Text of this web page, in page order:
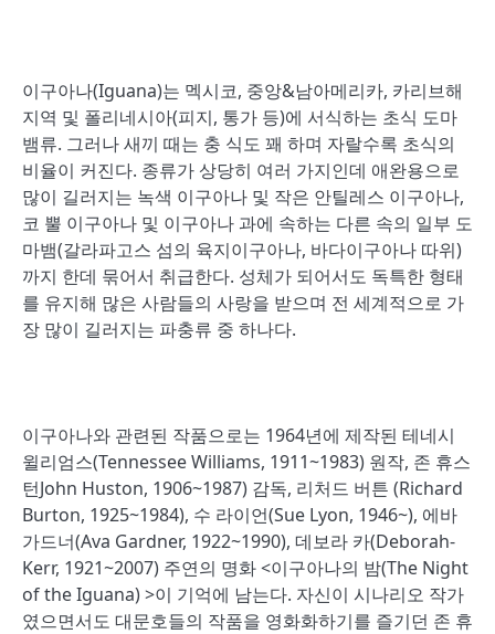
이구아나(Iguana)는 멕시코, 중앙&남아메리카, 카리브해
지역 및 폴리네시아(피지, 통가 등)에 서식하는 초식 도마
뱀류. 그러나 새끼 때는 충 식도 꽤 하며 자랄수록 초식의
비율이 커진다. 종류가 상당히 여러 가지인데 애완용으로
많이 길러지는 녹색 이구아나 및 작은 안틸레스 이구아나,
코 뿔 이구아나 및 이구아나 과에 속하는 다른 속의 일부 도
마뱀(갈라파고스 섬의 육지이구아나, 바다이구아나 따위)
까지 한데 묶어서 취급한다. 성체가 되어서도 독특한 형태
를 유지해 많은 사람들의 사랑을 받으며 전 세계적으로 가
장 많이 길러지는 파충류 중 하나다.
이구아나와 관련된 작품으로는 1964년에 제작된 테네시
윌리엄스(Tennessee Williams, 1911~1983) 원작, 존 휴스
턴John Huston, 1906~1987) 감독, 리처드 버튼 (Richard
Burton, 1925~1984), 수 라이언(Sue Lyon, 1946~), 에바
가드너(Ava Gardner, 1922~1990), 데보라 카(Deborah-
Kerr, 1921~2007) 주연의 명화 <이구아나의 밤(The Night
of the Iguana) >이 기억에 남는다. 자신이 시나리오 작가
였으면서도 대문호들의 작품을 영화화하기를 즐기던 존 휴